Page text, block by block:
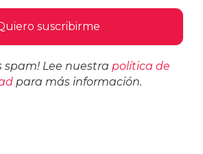
spam! Lee nuestra política de
para más información.